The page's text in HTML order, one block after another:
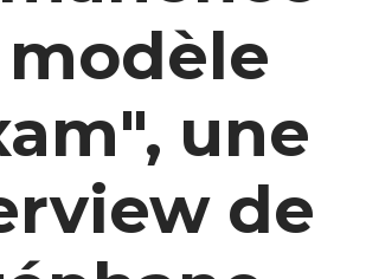
modèle
une
de